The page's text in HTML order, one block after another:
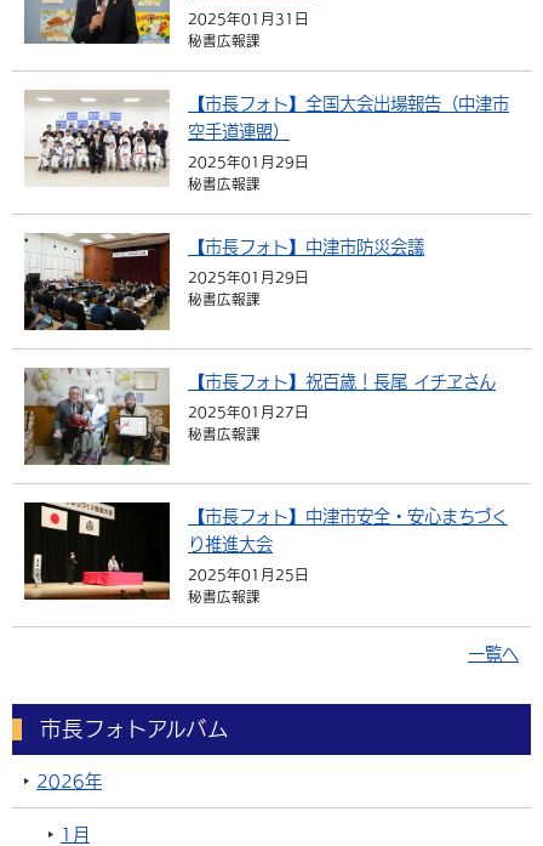
英語（English）
税金 住宅・インフラ
選挙 外国人の方向け情報
農林水産業 税金
施設情報 子どもを預ける
手当・助成 健康・医療
相談・支援・情報 計画・施策
観光・移住
観光なび スポットを探す
遊ぶ・体験する
買う・おみやげ 四季のイベント・祭り
市政情報
中津市について
地方創生・地域活性化 広報・広聴
2025年01月31日
秘書広報課
【市長フォト】全国大会出場報告（中津市
空手道連盟）
2025年01月29日
秘書広報課
【市長フォト】中津市防災会議
2025年01月29日
秘書広報課
【市長フォト】祝百歳！長尾 イチヱさん
2025年01月27日
秘書広報課
【市長フォト】中津市安全・安心まちづく
り推進大会
2025年01月25日
秘書広報課
一覧へ
市長フォトアルバム
2026年
1月